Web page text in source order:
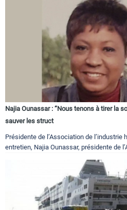
Najia Ounassar : “Nous tenons à tirer la
sauver les struct
Présidente de l’Association de l’industrie
entretien, Najia Ounassar, présidente de